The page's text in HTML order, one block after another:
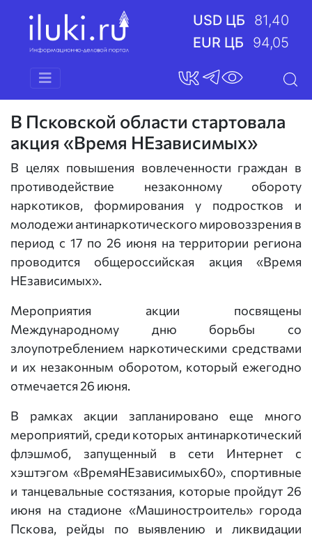
USD ЦБ
81,40
EUR ЦБ
94,05
В Псковской области стартовала
акция «Время НЕзависимых»
В целях повышения вовлеченности граждан в
противодействие незаконному обороту
наркотиков, формирования у подростков и
молодежи антинаркотического мировоззрения в
период с 17 по 26 июня на территории региона
проводится общероссийская акция «Время
НЕзависимых».
Мероприятия акции посвящены
Международному дню борьбы со
злоупотреблением наркотическими средствами
и их незаконным оборотом, который ежегодно
отмечается 26 июня.
В рамках акции запланировано еще много
мероприятий, среди которых антинаркотический
флэшмоб, запущенный в сети Интернет с
хэштэгом «ВремяНЕзависимых60», спортивные
и танцевальные состязания, которые пройдут 26
июня на стадионе «Машиностроитель» города
Пскова, рейды по выявлению и ликвидации